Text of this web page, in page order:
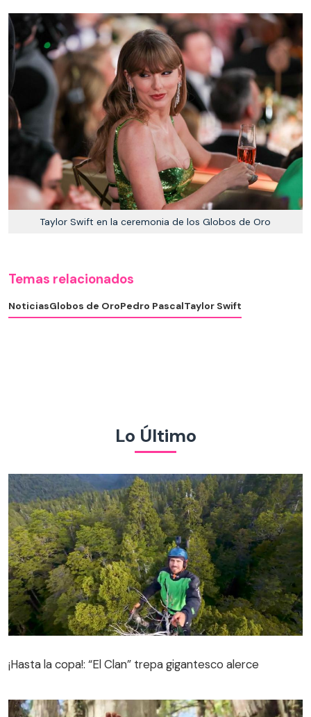
Taylor Swift en la ceremonia de los Globos de Oro
Temas relacionados
NoticiasGlobos de OroPedro PascalTaylor Swift
Lo Último
¡Hasta la copa!: “El Clan” trepa gigantesco alerce